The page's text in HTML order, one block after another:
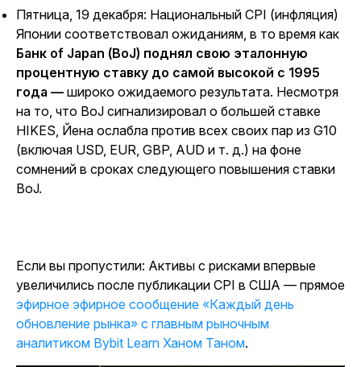
Пятница, 19 декабря: Национальный CPI (инфляция)
Японии соответствовал ожиданиям, в то время как
Банк of Japan (BoJ) поднял свою эталонную
процентную ставку до самой высокой с 1995
года — широко ожидаемого результата. Несмотря
на то, что BoJ сигнализировал о большей ставке
HIKES, Йена ослабла против всех своих пар из G10
(включая USD, EUR, GBP, AUD и т. д.) на фоне
сомнений в сроках следующего повышения ставки
BoJ.
Если вы пропустили: Активы с рисками впервые
увеличились после публикации CPI в США — прямое
эфирное эфирное сообщение «Каждый день
обновление рынка» с главным рыночным
аналитиком Bybit Learn Ханом Таном.